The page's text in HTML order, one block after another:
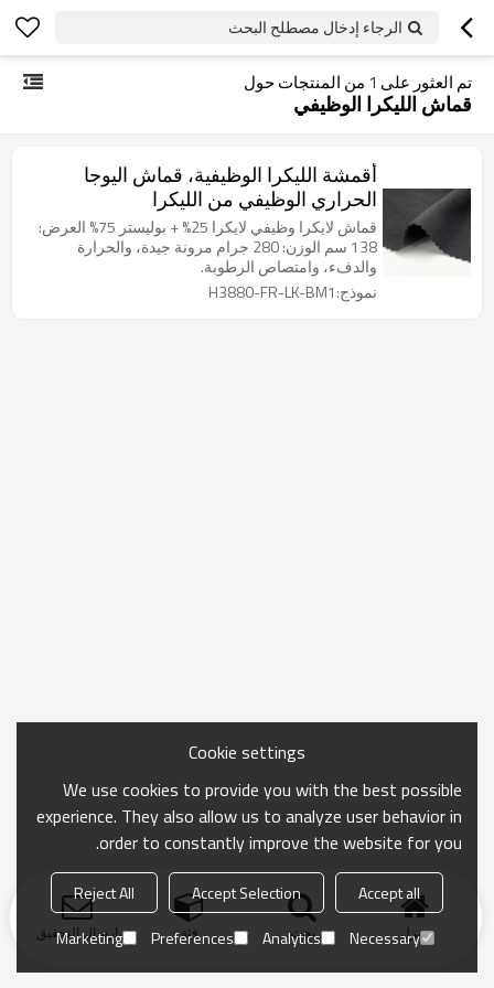
الرجاء إدخال مصطلح البحث
تم العثور على 1 من المنتجات حول
قماش الليكرا الوظيفي
أقمشة الليكرا الوظيفية، قماش اليوجا
الحراري الوظيفي من الليكرا
قماش لايكرا وظيفي لايكرا 25% + بوليستر 75% العرض:
138 سم الوزن: 280 جرام مرونة جيدة، والحرارة
والدفء، وامتصاص الرطوبة.
نموذج:H3880-FR-LK-BM1
منزل بحث فئة ارسال التحقيق
Cookie settings
We use cookies to provide you with the best possible
experience. They also allow us to analyze user behavior in
order to constantly improve the website for you.
Accept all
Accept Selection
Reject All
Necessary
Analytics
Preferences
Marketing